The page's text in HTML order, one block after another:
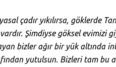
çadır yıkılırsa, göklerde
Şimdiyse göksel evimizi
bizler ağır bir yük altında
yutulsun. Bizleri tam bu